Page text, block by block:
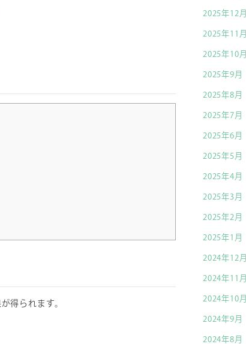
得られます。
2025年12月
2025年11月
2025年10月
2025年9月
2025年8月
2025年7月
2025年6月
2025年5月
2025年4月
2025年3月
2025年2月
2025年1月
2024年12月
2024年11月
2024年10月
2024年9月
2024年8月